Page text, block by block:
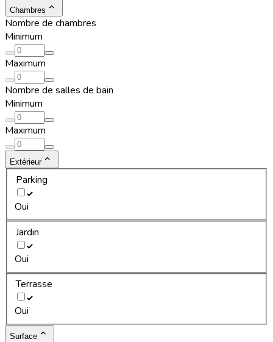
Chambres
Nombre de chambres
Minimum
Maximum
Nombre de salles de bain
Minimum
Maximum
Extérieur
Parking
Oui
Jardin
Oui
Terrasse
Oui
Surface